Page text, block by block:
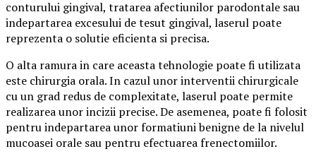
conturului gingival, tratarea afectiunilor parodontale sau
indepartarea excesului de tesut gingival, laserul poate
reprezenta o solutie eficienta si precisa.
O alta ramura in care aceasta tehnologie poate fi utilizata
este chirurgia orala. In cazul unor interventii chirurgicale
cu un grad redus de complexitate, laserul poate permite
realizarea unor incizii precise. De asemenea, poate fi folosit
pentru indepartarea unor formatiuni benigne de la nivelul
mucoasei orale sau pentru efectuarea frenectomiilor.